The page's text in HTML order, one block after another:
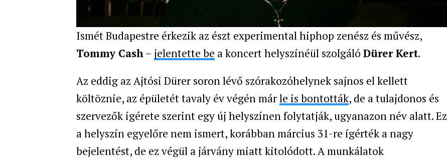
Ismét Budapestre érkezik az észt experimental hiphop zenész és művész,
Tommy Cash– jelentette be a koncert helyszínéül szolgáló Dürer Kert.
Az eddig az Ajtósi Dürer soron lévő szórakozóhelynek sajnos el kellett
költöznie, az épületét tavaly év végén márle is bontották, de a tulajdonos és
szervezők ígérete szerint egy új helyszínen folytatják, ugyanazon név alatt. Ez
a helyszín egyelőre nem ismert, korábban március 31-re ígérték a nagy
bejelentést, de ez végül a járvány miatt kitolódott. A munkálatok